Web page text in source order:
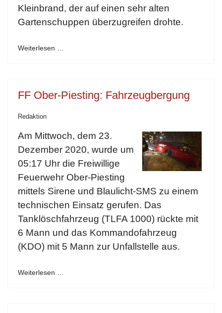
Kleinbrand, der auf einen sehr alten
Gartenschuppen überzugreifen drohte.
Weiterlesen …
FF Ober-Piesting: Fahrzeugbergung
Redaktion
Am Mittwoch, dem 23.
Dezember 2020, wurde um
05:17 Uhr die Freiwillige
Feuerwehr Ober-Piesting
mittels Sirene und Blaulicht-SMS zu einem
technischen Einsatz gerufen. Das
Tanklöschfahrzeug (TLFA 1000) rückte mit
6 Mann und das Kommandofahrzeug
(KDO) mit 5 Mann zur Unfallstelle aus.
Weiterlesen …